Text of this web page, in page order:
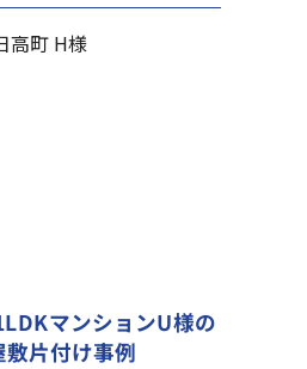
高町 H様
マンションU様の
敷片付け事例